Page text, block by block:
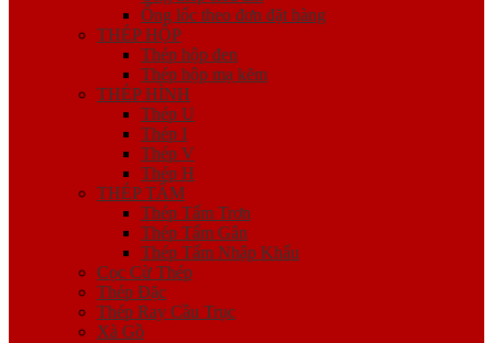
Ống lốc theo đơn đặt hàng
THÉP HỘP
Thép hộp đen
Thép hộp mạ kẽm
THÉP HÌNH
Thép U
Thép I
Thép V
Thép H
THÉP TẤM
Thép Tấm Trơn
Thép Tấm Gân
Thép Tấm Nhập Khẩu
Cọc Cừ Thép
Thép Đặc
Thép Ray Cầu Trục
Xà Gồ